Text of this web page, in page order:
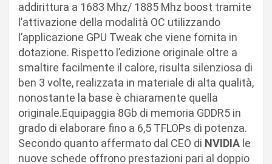
addirittura a 1683 Mhz/ 1885 Mhz boost tramite
l’attivazione della modalità OC utilizzando
l’applicazione GPU Tweak che viene fornita in
dotazione. Rispetto l’edizione originale oltre a
smaltire facilmente il calore, risulta silenziosa di
ben 3 volte, realizzata in materiale di alta qualità,
nonostante la base è chiaramente quella
originale.Equipaggia 8Gb di memoria GDDR5 in
grado di elaborare fino a 6,5 TFLOPs di potenza.
Secondo quanto affermato dal CEO di NVIDIA le
nuove schede offrono prestazioni pari al doppio